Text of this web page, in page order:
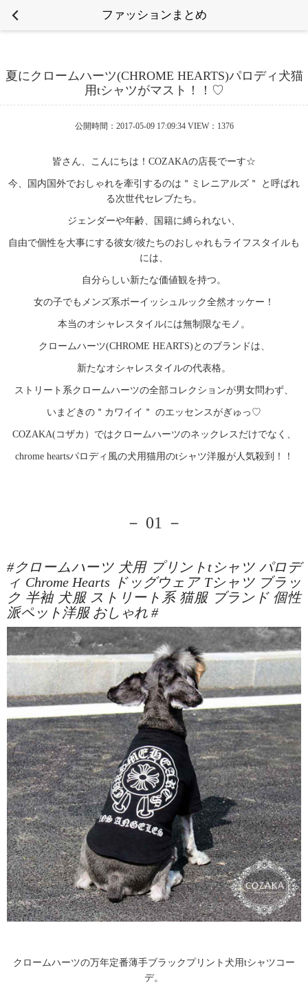
ファッションまとめ
夏にクロームハーツ(CHROME HEARTS)パロディ犬猫
用tシャツがマスト！！♡
公開時間：2017-05-09 17:09:34 VIEW：1376
皆さん、こんにちは！COZAKAの店長でーす☆
今、国内国外でおしゃれを牽引するのは＂ミレニアルズ＂ と呼ばれ
る次世代セレブたち。
ジェンダーや年齢、国籍に縛られない、
自由で個性を大事にする彼女/彼たちのおしゃれもライフスタイルも
には、
自分らしい新たな価値観を持つ。
女の子でもメンズ系ボーイッシュルック全然オッケー！
本当のオシャレスタイルには無制限なモノ。
クロームハーツ(CHROME HEARTS)とのブランドは、
新たなオシャレスタイルの代表格。
ストリート系クロームハーツの全部コレクションが男女問わず、
いまどきの＂カワイイ＂ のエッセンスがぎゅっ♡
COZAKA(コザカ）ではクロームハーツのネックレスだけでなく、
chrome heartsパロディ風の犬用猫用のtシャツ洋服が人気殺到！！
－ 01 －
#クロームハーツ 犬用 プリントtシャツ パロデ
ィ Chrome Hearts ドッグウェア Tシャツ ブラッ
ク 半袖 犬服 ストリート系 猫服 ブランド 個性
派ペット洋服 おしゃれ #
クロームハーツの万年定番薄手ブラックプリント犬用tシャツコー
デ。